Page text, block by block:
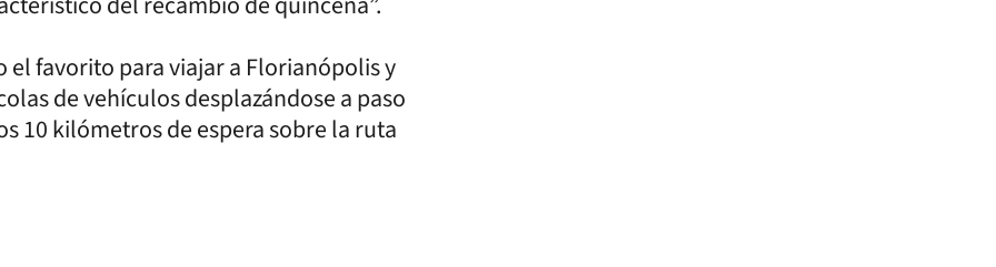
favorito para viajar a Florianópolis y
de vehículos desplazándose a paso
10 kilómetros de espera sobre la ruta